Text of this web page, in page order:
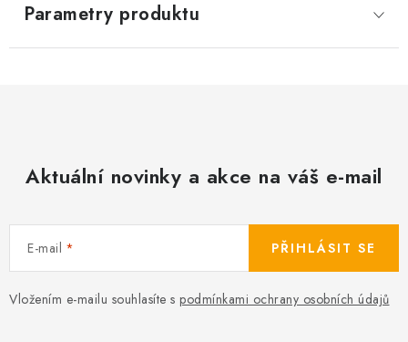
Parametry produktu
Aktuální novinky a akce na váš e-mail
E-mail
Vložením e-mailu souhlasíte s podmínkami ochrany osobních údajů
PŘIHLÁSIT SE